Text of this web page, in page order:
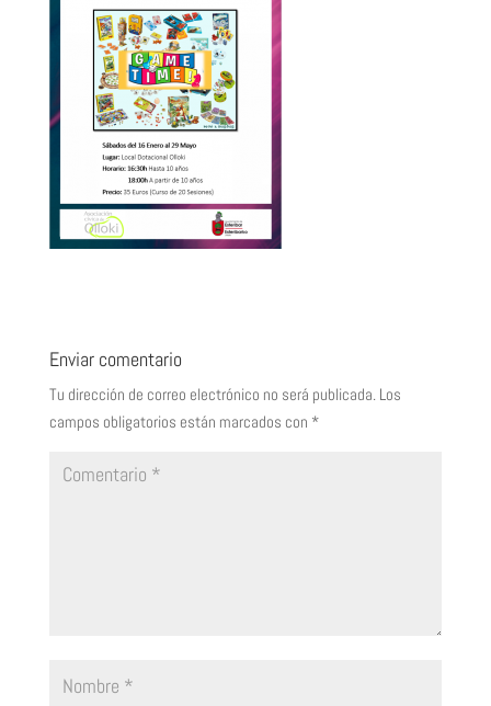
Enviar comentario
Tu dirección de correo electrónico no será publicada. Los
campos obligatorios están marcados con *